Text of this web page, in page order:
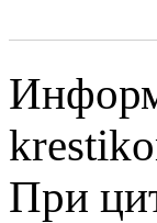
При